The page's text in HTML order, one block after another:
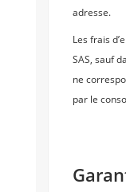
adresse.
Les frais
SAS, sauf
ne
par le